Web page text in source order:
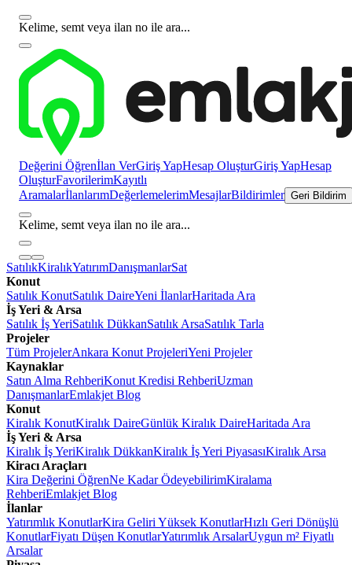
Kelime, semt veya ilan no ile ara...
Değerini Öğrenİlan VerGiriş YapHesap OluşturGiriş YapHesap
OluşturFavorilerimKayıtlı
AramalarİlanlarımDeğerlemelerimMesajlarBildirimler Geri Bildirim
Kelime, semt veya ilan no ile ara...
SatılıkKiralıkYatırımDanışmanlarSat
Konut
Satılık KonutSatılık DaireYeni İlanlarHaritada Ara
İş Yeri & Arsa
Satılık İş YeriSatılık DükkanSatılık ArsaSatılık Tarla
Projeler
Tüm ProjelerAnkara Konut ProjeleriYeni Projeler
Kaynaklar
Satın Alma RehberiKonut Kredisi RehberiUzman
DanışmanlarEmlakjet Blog
Konut
Kiralık KonutKiralık DaireGünlük Kiralık DaireHaritada Ara
İş Yeri & Arsa
Kiralık İş YeriKiralık DükkanKiralık İş Yeri PiyasasıKiralık Arsa
Kiracı Araçları
Kira Değerini ÖğrenNe Kadar ÖdeyebilirimKiralama
RehberiEmlakjet Blog
İlanlar
Yatırımlık KonutlarKira Geliri Yüksek KonutlarHızlı Geri Dönüşlü
KonutlarFiyatı Düşen KonutlarYatırımlık ArsalarUygun m² Fiyatlı
Arsalar